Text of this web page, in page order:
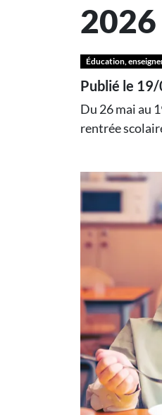
2026
Éducation,
Publié le
Du 26 mai au
rentrée